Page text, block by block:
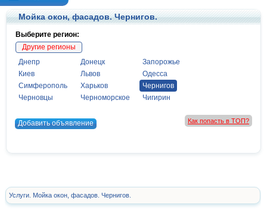
Мойка окон, фасадов. Чернигов.
Выберите регион:
Другие регионы
Днепр
Донецк
Запорожье
Киев
Львов
Одесса
Симферополь
Харьков
Чернигов
Черновцы
Черноморское Чигирин
Добавить объявление Как попасть в ТОП?
Услуги. Мойка окон, фасадов. Чернигов.